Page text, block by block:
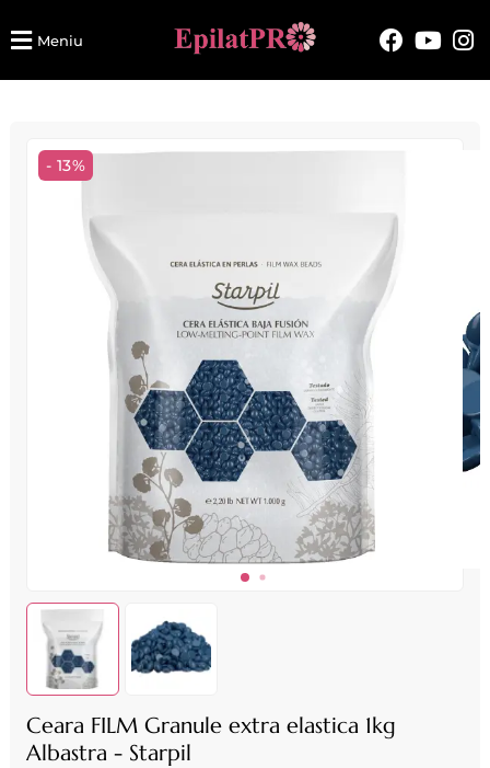
Meniu
- 13%
Ceara FILM Granule extra elastica 1kg
Albastra - Starpil